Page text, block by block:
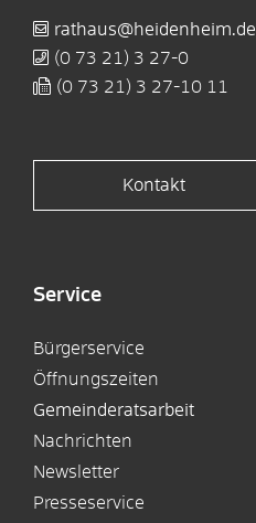
rathaus@heidenheim.de
(0 73 21) 3 27-0
(0 73 21) 3 27-10 11
Kontakt
Service
Bürgerservice
Öffnungszeiten
Gemeinderatsarbeit
Nachrichten
Newsletter
Presseservice